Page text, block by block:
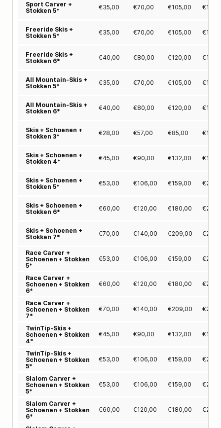
Sport Carver +
Stokken 5*
€35,00 €70,00 €105,00 €
Freeride Skis +
Stokken 5*
€35,00 €70,00 €105,00 €
Freeride Skis +
Stokken 6*
€40,00 €80,00 €120,00 €
All Mountain-Skis +
Stokken 5*
€35,00 €70,00 €105,00 €
All Mountain-Skis +
Stokken 6*
€40,00 €80,00 €120,00 €
Skis + Schoenen +
Stokken 3*
€28,00 €57,00 €85,00 €
Skis + Schoenen +
Stokken 4*
€45,00 €90,00 €132,00 €
Skis + Schoenen +
Stokken 5*
€53,00 €106,00 €159,00 €
Skis + Schoenen +
Stokken 6*
€60,00 €120,00 €180,00 €
Skis + Schoenen +
Stokken 7*
€70,00 €140,00 €209,00 €
Race Carver +
Schoenen + Stokken
5*
€53,00 €106,00 €159,00 €
Race Carver +
Schoenen + Stokken
6*
€60,00 €120,00 €180,00 €
Race Carver +
Schoenen + Stokken
7*
€70,00 €140,00 €209,00 €
TwinTip-Skis +
Schoenen + Stokken
4*
€45,00 €90,00 €132,00 €
TwinTip-Skis +
Schoenen + Stokken
5*
€53,00 €106,00 €159,00 €
Slalom Carver +
Schoenen + Stokken
5*
€53,00 €106,00 €159,00 €
Slalom Carver +
Schoenen + Stokken
6*
€60,00 €120,00 €180,00 €